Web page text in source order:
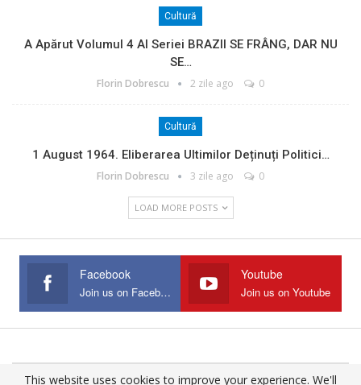
Cultură
A Apărut Volumul 4 Al Seriei BRAZII SE FRÂNG, DAR NU
SE…
Florin Dobrescu 2 zile ago 0
Cultură
1 August 1964. Eliberarea Ultimilor Deținuți Politici…
Florin Dobrescu 3 zile ago 0
LOAD MORE POSTS
Facebook
Join us on Facebook
Youtube
Join us on Youtube
This website uses cookies to improve your experience. We'll